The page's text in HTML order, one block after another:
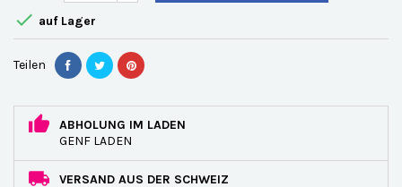
 auf Lager
Teilen
ABHOLUNG IM LADEN
GENF LADEN
VERSAND AUS DER SCHWEIZ